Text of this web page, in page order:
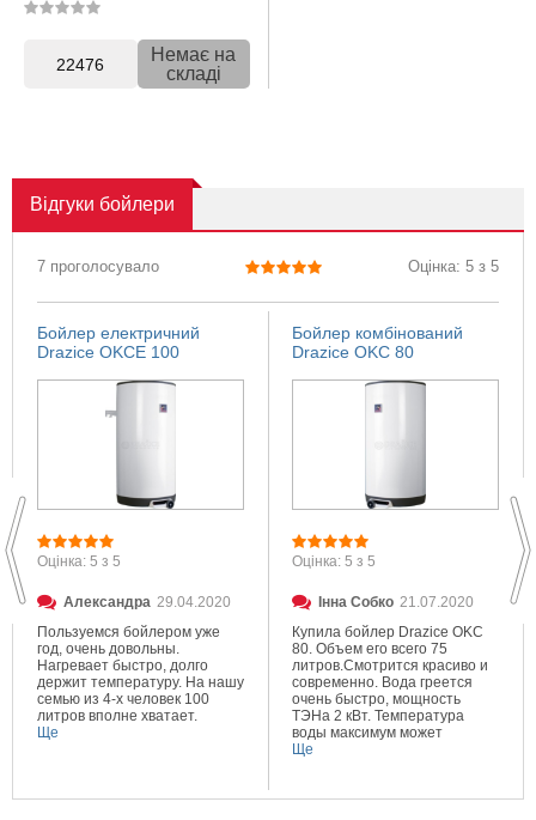
22476
Немає на
складі
Відгуки бойлери
7 проголосувало Оцінка: 5 з 5
Бойлер електричний
Drazice OKCE 100
Оцінка: 5 з 5
Александра 29.04.2020
Пользуемся бойлером уже
год, очень довольны.
Нагревает быстро, долго
держит температуру. На нашу
семью из 4-х человек 100
литров вполне хватает.
Ще
Бойлер комбінований
Drazice OKC 80
Оцінка: 5 з 5
Інна Собко 21.07.2020
Купила бойлер Drazice OKC
80. Объем его всего 75
литров.Смотрится красиво и
современно. Вода греется
очень быстро, мощность
ТЭНа 2 кВт. Температура
воды максимум может
составлять 80 градусов.
Ще